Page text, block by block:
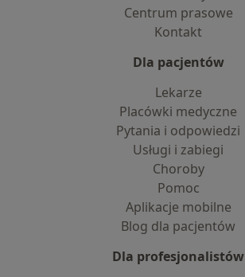
Centrum prasowe
Kontakt
Dla pacjentów
Lekarze
Placówki medyczne
Pytania i odpowiedzi
Usługi i zabiegi
Choroby
Pomoc
Aplikacje mobilne
Blog dla pacjentów
Dla profesjonalistów